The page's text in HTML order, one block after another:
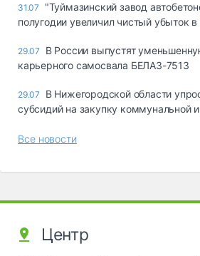
31.07
"Туймазинский завод
полугодии увеличил чистый убыток в
29.07
В России выпустят
карьерного самосвала БЕЛАЗ-7513
29.07
В Нижегородской области
субсидий на закупку коммунальной
Все новости
Центр